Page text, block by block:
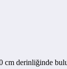
cm derinliğinde